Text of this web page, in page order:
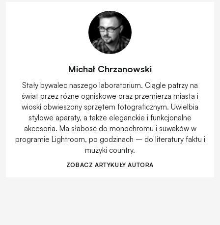
Michał Chrzanowski
Stały bywalec naszego laboratorium. Ciągle patrzy na
świat przez różne ogniskowe oraz przemierza miasta i
wioski obwieszony sprzętem fotograficznym. Uwielbia
stylowe aparaty, a także eleganckie i funkcjonalne
akcesoria. Ma słabość do monochromu i suwaków w
programie Lightroom, po godzinach – do literatury faktu i
muzyki country.
ZOBACZ ARTYKUŁY AUTORA